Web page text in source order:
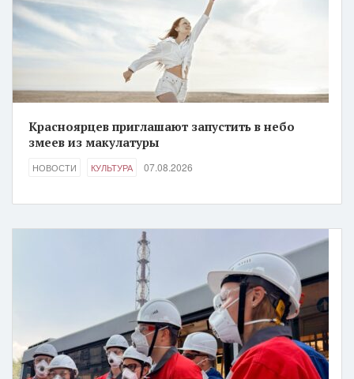
Красноярцев приглашают запустить в небо
змеев из макулатуры
НОВОСТИ КУЛЬТУРА 07.08.2026